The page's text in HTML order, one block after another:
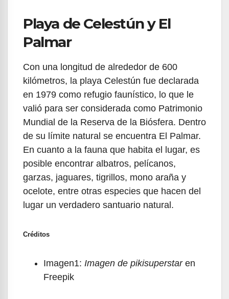
Playa de Celestún y El
Palmar
Con una longitud de alrededor de 600
kilómetros, la playa Celestún fue declarada
en 1979 como refugio faunístico, lo que le
valió para ser considerada como Patrimonio
Mundial de la Reserva de la Biósfera. Dentro
de su límite natural se encuentra El Palmar.
En cuanto a la fauna que habita el lugar, es
posible encontrar albatros, pelícanos,
garzas, jaguares, tigrillos, mono araña y
ocelote, entre otras especies que hacen del
lugar un verdadero santuario natural.
Créditos
Imagen1: Imagen de pikisuperstaren
Freepik